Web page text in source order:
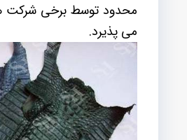
محدود توسط برخی شرکت
می پذیرد.